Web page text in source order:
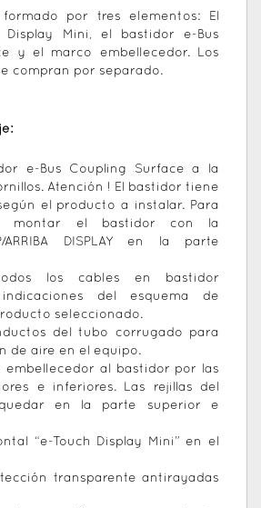
por tres elementos: El
Display Mini, el bastidor e-Bus
y el marco embellecedor. Los
compran por separado.
e-Bus Coupling Surface a la
Atención ! El bastidor tiene
el producto a instalar. Para
montar el bastidor con la
ARRIBA DISPLAY en la parte
los cables en bastidor
del esquema de
seleccionado.
del tubo corrugado para
de aire en el equipo.
embellecedor al bastidor por las
e inferiores. Las rejillas del
en la parte superior e
“e-Touch Display Mini” en el
transparente antirayadas